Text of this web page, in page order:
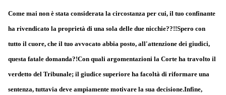
Come mai non è stata considerata la circostanza per cui, il tuo confinante
ha rivendicato la proprietà di una sola delle due nicchie??!!Spero con
tutto il cuore, che il tuo avvocato abbia posto, all'attenzione dei giudici,
questa fatale domanda?!Con quali argomentazioni la Corte ha travolto il
verdetto del Tribunale; il giudice superiore ha facoltà di riformare una
sentenza, tuttavia deve ampiamente motivare la sua decisione.Infine,